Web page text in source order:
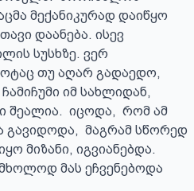
მექანიკურად დაიწყო
დაანება. ისევ
სუსხზე. ვერ
თუ აღარ გადაედო,
იმ სახლიდან,
შეალია.  იცოდა,  რომ ამ
გავიდოდა,  მაგრამ სწორედ
მიზანი, იგვიანებდა.
მას ეჩვენებოდა